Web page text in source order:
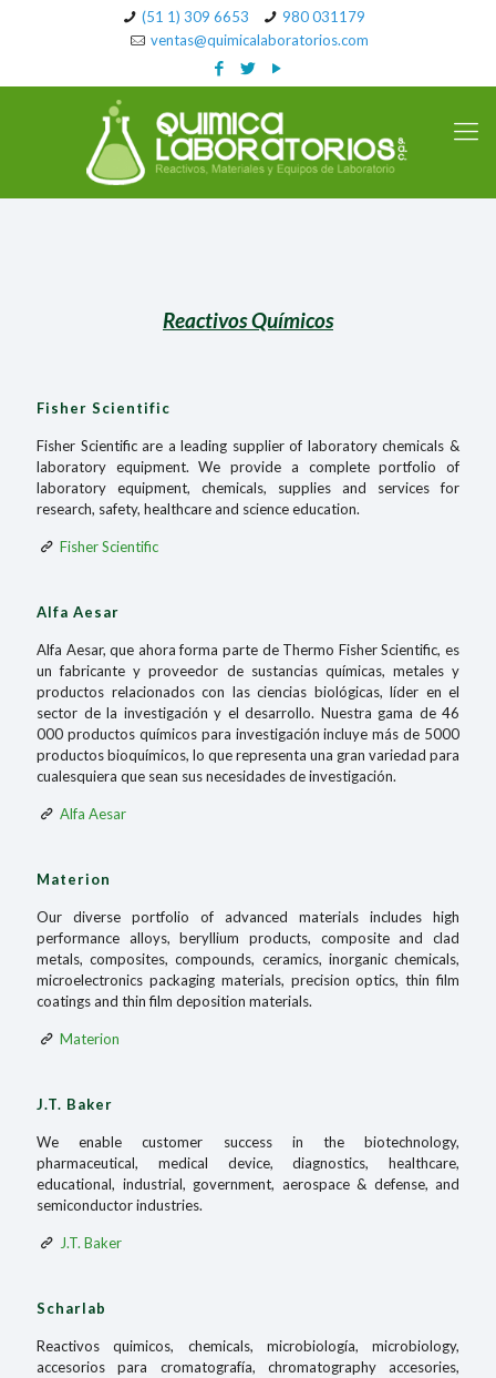
(51 1) 309 6653
980 031179
ventas@quimicalaboratorios.com
Reactivos Químicos
Fisher Scientific
Fisher Scientific are a leading supplier of laboratory chemicals &
laboratory equipment. We provide a complete portfolio of
laboratory equipment, chemicals, supplies and services for
research, safety, healthcare and science education.
Fisher Scientific
Alfa Aesar
Alfa Aesar, que ahora forma parte de Thermo Fisher Scientific, es
un fabricante y proveedor de sustancias químicas, metales y
productos relacionados con las ciencias biológicas, líder en el
sector de la investigación y el desarrollo. Nuestra gama de 46
000 productos químicos para investigación incluye más de 5000
productos bioquímicos, lo que representa una gran variedad para
cualesquiera que sean sus necesidades de investigación.
Alfa Aesar
Materion
Our diverse portfolio of advanced materials includes high
performance alloys, beryllium products, composite and clad
metals, composites, compounds, ceramics, inorganic chemicals,
microelectronics packaging materials, precision optics, thin film
coatings and thin film deposition materials.
Materion
J.T. Baker
We enable customer success in the biotechnology,
pharmaceutical, medical device, diagnostics, healthcare,
educational, industrial, government, aerospace & defense, and
semiconductor industries.
J.T. Baker
Scharlab
Reactivos quimicos, chemicals, microbiología, microbiology,
accesorios para cromatografía, chromatography accesories,